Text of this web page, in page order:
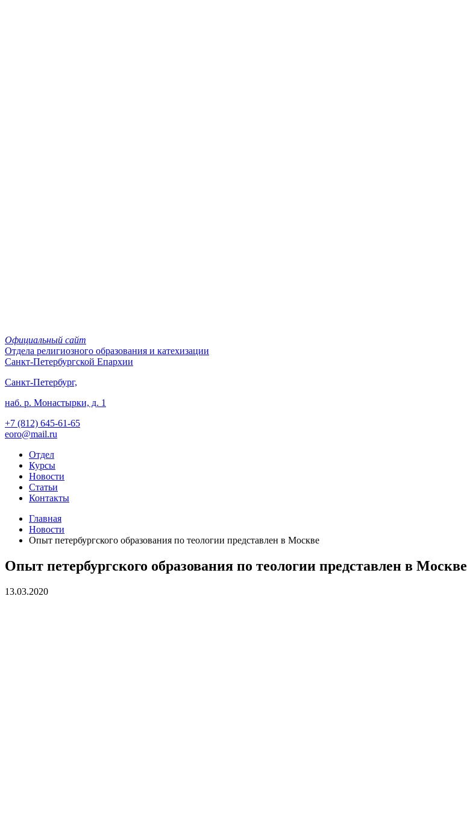
Официальный сайт
Отдела религиозного образования и катехизации
Санкт-Петербургской Епархии
Санкт-Петербург,
наб. р. Монастырки, д. 1
+7 (812) 645-61-65
eoro@mail.ru
Отдел
Курсы
Новости
Статьи
Контакты
Главная
Новости
Опыт петербургского образования по теологии представлен в Москве
Опыт петербургского образования по теологии представлен в Москве
13.03.2020